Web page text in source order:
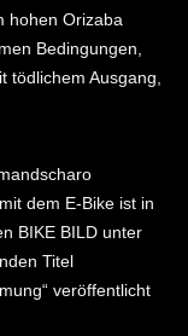
hohen Orizaba
Bedingungen,
tödlichem Ausgang,
dem E-Bike ist in
BIKE BILD unter
Titel
veröffentlicht